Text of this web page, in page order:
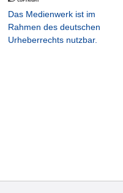
Das Medienwerk ist im
Rahmen des deutschen
Urheberrechts nutzbar.